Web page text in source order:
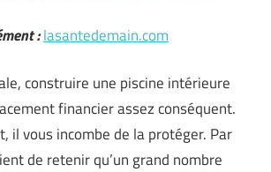
:lasantedemain.com
construire une piscine intérieure
financier assez conséquent.
il vous incombe de la protéger. Par
de retenir qu’un grand nombre